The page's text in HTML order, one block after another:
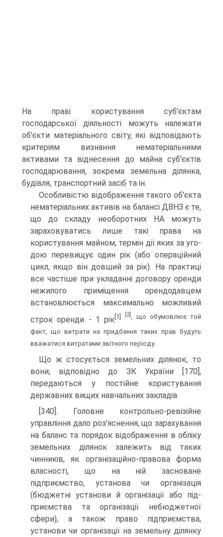
На праві користу­вання суб'єктам
господарської діяльності можуть на­лежати
об'єкти матеріального світу, які відповідають
критеріям визнання нематеріальними
активами та від­несення до майна суб'єктів
господарювання, зокрема земельна ділянка,
будівля, транспортний засіб та ін.
Особливістю відображення такого об'єкта
нема­теріальних активів на балансі ДВНЗ є те,
що до скла­ду необоротних НА можуть
зараховуватись лише такі права на
користування майном, термін дії яких за уго­
дою перевищує один рік (або операційний
цикл, якщо він довший за рік). На практиці
все частіше при укла­данні договору оренди
нежилого приміщення орендо­давцем
встановлюється максимально можливий
строк оренди - 1 рік [1] [2], що обумовлює той
факт, що витрати на придбання таких прав будуть
вважатися витратами звітного періоду.
Що ж стосується земельних ділянок, то
вони, від­повідно до ЗК України [170],
передаються у постійне користування
державних вищих навчальних закладів
[340]. Головне контрольно-ревізійне
управління дало роз'яснення, що зарахування
на баланс та порядок ві­дображення в обліку
земельних ділянок залежить від таких
чинників, як організаційно-правова форма
влас­ності, що на ній засноване
підприємство, установа чи організація
(бюджетні установи й організації або під­
приємства та організації небюджетної
сфери), а також право підприємства,
установи чи організації на земель­ну ділянку